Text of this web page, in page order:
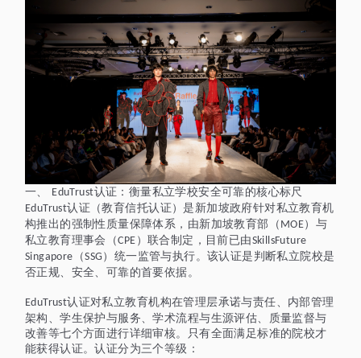
一、 EduTrust认证：衡量私立学校安全可靠的核心标尺
EduTrust认证（教育信托认证）是新加坡政府针对私立教育机
构推出的强制性质量保障体系，由新加坡教育部（ MOE）与
私立教育理事会（CPE ）联合制定，目前已由SkillsFuture
Singapore （SSG ）统一监管与执行。该认证是判断私立院校是
否正规、安全、可靠的首要依据。
EduTrust认证对私立教育机构在管理层承诺与责任、内部管理
架构、学生保护与服务、学术流程与生源评估、质量监督与
改善等七个方面进行详细审核。只有全面满足标准的院校才
能获得认证。认证分为三个等级：